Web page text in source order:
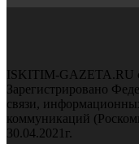
ISKITIM-GAZETA.RU
Зарегистрировано
связи,
коммуникаций
30.04.2021г.